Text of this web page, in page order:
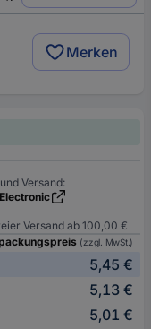
Merken
Versand:
Versand ab 100,00 €
(zzgl. MwSt.)
5,45 €
5,13 €
5,01 €